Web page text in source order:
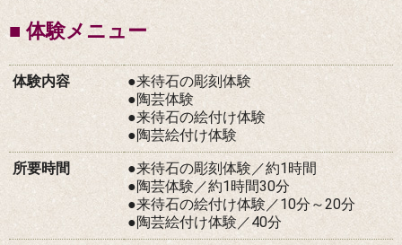
■ 体験メニュー
体験内容
●来待石の彫刻体験
●陶芸体験
●来待石の絵付け体験
●陶芸絵付け体験
所要時間
●来待石の彫刻体験／約1時間
●陶芸体験／約1時間30分
●来待石の絵付け体験／10分～20分
●陶芸絵付け体験／40分